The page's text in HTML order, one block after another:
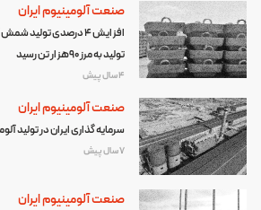
صنعت آلومینیوم ایران
تولید به مرز 90هزار تن رسید
4 سال پیش
صنعت آلومینیوم ایران
سرمایه گذاری ایران در تولید
7 سال پیش
صنعت آلومینیوم ایران